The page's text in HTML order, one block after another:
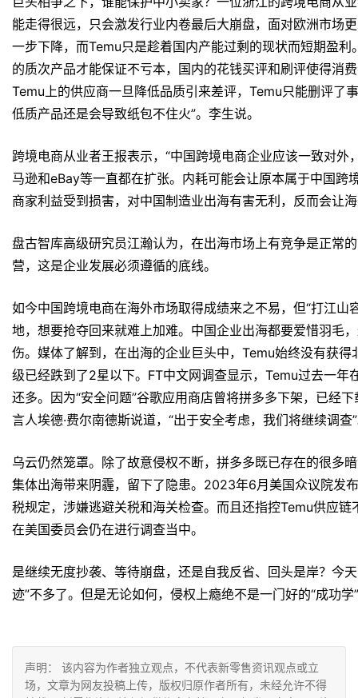
另一位Temu店铺做到了玩具类目TOP1的大哥则提前看到了
速增长时，结果没几天他就把店铺转手了。为啥？“永远被
部卖家表示。
“尽管高价市场是不能保证一定有好产品，但长期主打低价
和假货有增无减，他们公司对版权的重视底线显然太低了些
04恶性竞争或殃及
路透社认为，长期以来，中国一直是许多消费品的主要出口
线购物。
但是，市场竞争同样激烈，这块电商蓝海眼下更挤满了雄心
庭相见就被认为是出海市场竞争加剧的直接表现。不仅有
Lazada、腾讯系血脉的Shopee、字节跳动的Tik Tok…分食
营一定是所有出海玩家长久发展的前提，像是同一艘中国出
巨头相争之下，谁能保护中小卖家？一位浙江的跨境电商从
能走得很远，只会激发行业内卷最后大崩盘，面对欧洲市场
一步下降，而Temu只是趁着国内产能过剩的现状而短期盈
的质次产品才能保证不亏本，国内的花钱买评和刷评使得消
Temu上的供应商一旦降低品质引来差评，Temu只能删评了
低质产品还是会导致纸包不住火”。李生说。
跨境电商从业者王报表示，“中国跨境电商企业应该一致对
马逊和eBay等一直都在扩张。内耗可能会让原本属于中国跨
盘古智库高级研究员江瀚认为，在出海市场上有竞争是正常
营，这是企业发展必须遵循的底线。